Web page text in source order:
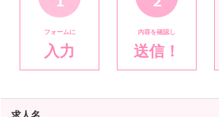
フォームに
入力
内容を確認し
送信！